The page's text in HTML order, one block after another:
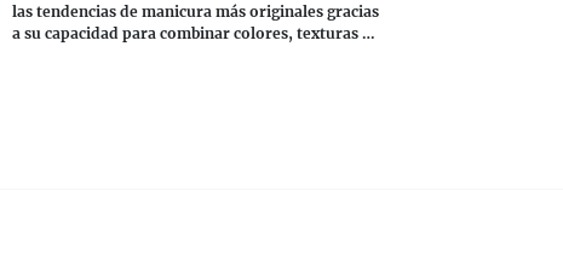
las tendencias de manicura más originales gracias
a su capacidad para combinar colores, texturas y